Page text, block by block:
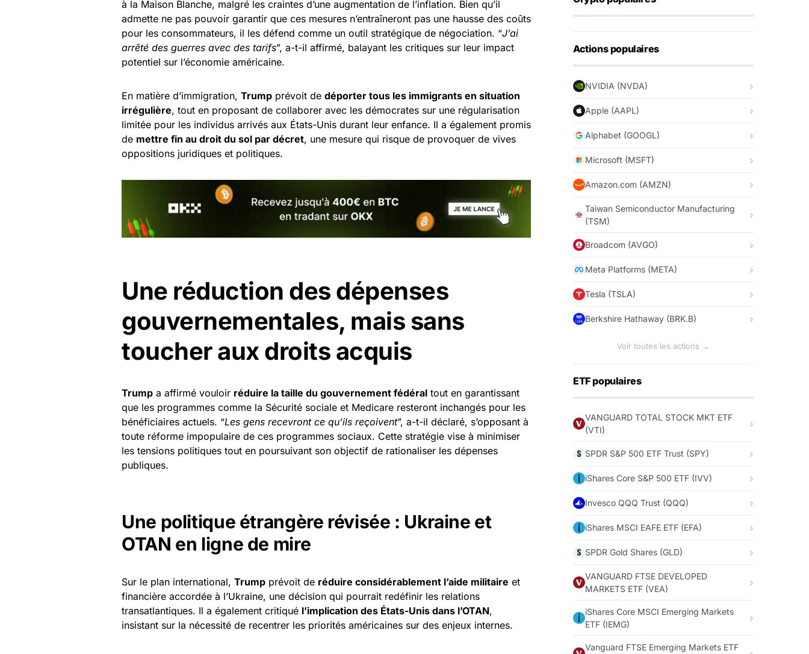
à la Maison Blanche, malgré les craintes d’une augmentation de l’inflation. Bien qu’il
admette ne pas pouvoir garantir que ces mesures n’entraîneront pas une hausse des coûts
pour les consommateurs, il les défend comme un outil stratégique de négociation. “J’ai
arrêté des guerres avec des tarifs”, a-t-il affirmé, balayant les critiques sur leur impact
potentiel sur l’économie américaine.
En matière d’immigration, Trump prévoit de déporter tous les immigrants en situation
irrégulière, tout en proposant de collaborer avec les démocrates sur une régularisation
limitée pour les individus arrivés aux États-Unis durant leur enfance. Il a également promis
de mettre fin au droit du sol par décret, une mesure qui risque de provoquer de vives
oppositions juridiques et politiques.
Une réduction des dépenses
gouvernementales, mais sans
toucher aux droits acquis
Trump a affirmé vouloir réduire la taille du gouvernement fédéral tout en garantissant
que les programmes comme la Sécurité sociale et Medicare resteront inchangés pour les
bénéficiaires actuels. “Les gens recevront ce qu’ils reçoivent”, a-t-il déclaré, s’opposant à
toute réforme impopulaire de ces programmes sociaux. Cette stratégie vise à minimiser
les tensions politiques tout en poursuivant son objectif de rationaliser les dépenses
publiques.
Une politique étrangère révisée : Ukraine et
OTAN en ligne de mire
Sur le plan international, Trump prévoit de réduire considérablement l’aide militaire et
financière accordée à l’Ukraine, une décision qui pourrait redéfinir les relations
transatlantiques. Il a également critiqué l’implication des États-Unis dans l’OTAN,
insistant sur la nécessité de recentrer les priorités américaines sur des enjeux internes.
Actions populaires
NVIDIA (NVDA)
Apple (AAPL)
Alphabet (GOOGL)
Microsoft (MSFT)
Amazon.com (AMZN)
Taiwan Semiconductor Manufacturing
(TSM)
Broadcom (AVGO)
Meta Platforms (META)
Tesla (TSLA)
Berkshire Hathaway (BRK.B)
Voir toutes les actions →
ETF populaires
VANGUARD TOTAL STOCK MKT ETF
(VTI)
SPDR S&P 500 ETF Trust (SPY)
iShares Core S&P 500 ETF (IVV)
Invesco QQQ Trust (QQQ)
iShares MSCI EAFE ETF (EFA)
SPDR Gold Shares (GLD)
VANGUARD FTSE DEVELOPED
MARKETS ETF (VEA)
iShares Core MSCI Emerging Markets
ETF (IEMG)
Vanguard FTSE Emerging Markets ETF